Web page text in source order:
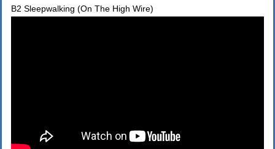
B2 Sleepwalking (On The High Wire)